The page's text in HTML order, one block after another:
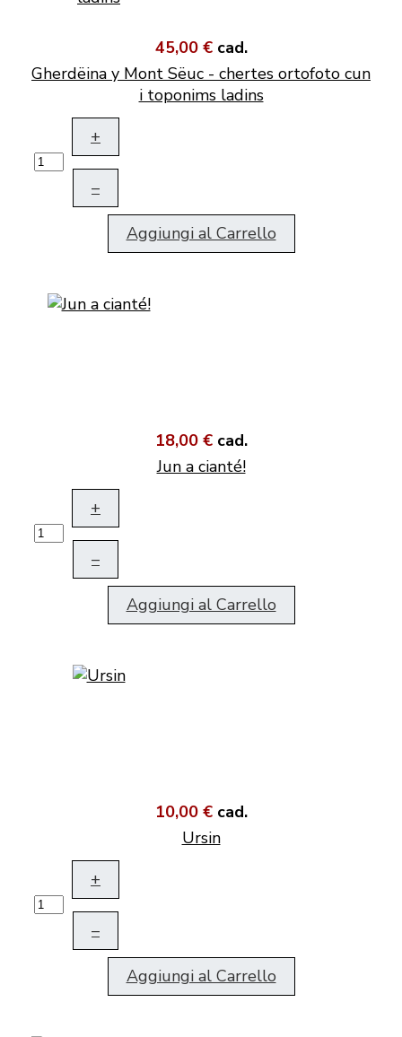
45,00 € cad.
Gherdëina y Mont Sëuc - chertes ortofoto cun
i toponims ladins
+
–
Aggiungi al Carrello
18,00 € cad.
Jun a cianté!
+
–
Aggiungi al Carrello
10,00 € cad.
Ursin
+
–
Aggiungi al Carrello